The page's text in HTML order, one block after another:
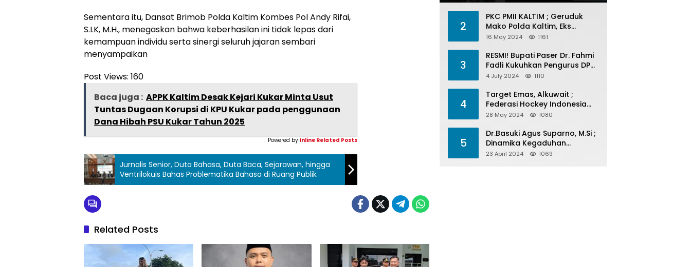
Sementara itu, Dansat Brimob Polda Kaltim Kombes Pol Andy Rifai,
S.I.K, M.H., menegaskan bahwa keberhasilan ini tidak lepas dari
kemampuan individu serta sinergi seluruh jajaran sembari
menyampaikan
Post Views: 160
Baca juga : APPK Kaltim Desak Kejari Kukar Minta Usut
Tuntas Dugaan Korupsi di KPU Kukar pada penggunaan
Dana Hibah PSU Kukar Tahun 2025
Powered by Inline Related Posts
Jurnalis Senior, Duta Bahasa, Duta Baca, Sejarawan, hingga
Ventrilokuis Bahas Problematika Bahasa di Ruang Publik
Related Posts
2
PKC PMII KALTIM ; Geruduk
Mako Polda Kaltim, Eks
Lubang Tambang Banyak
16 May 2024 1161
3
RESMI! Bupati Paser Dr. Fahmi
Fadli Kukuhkan Pengurus DPP
LAP 2024-2029
4 July 2024 1110
4
Target Emas, Alkuwait ;
Federasi Hockey Indonesia
Kota Balikpapan Siap Menjadi
28 May 2024 1080
5
Dr.Basuki Agus Suparno, M.Si ;
Dinamika Kegaduhan
Komunikasi Politik Jelang
23 April 2024 1069